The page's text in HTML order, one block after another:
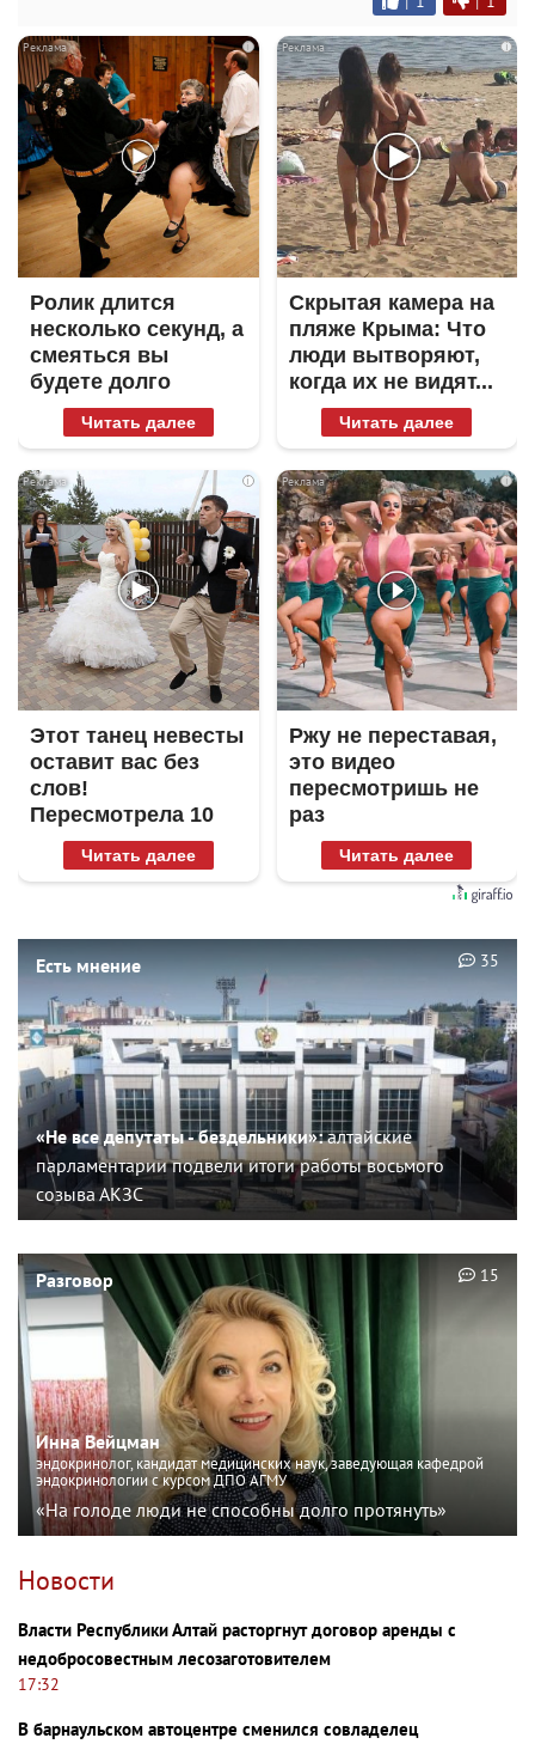
i
Ролик длится
несколько секунд, а
смеяться вы
будете долго
Читать далее
i
Скрытая камера на
пляже Крыма: Что
люди вытворяют,
когда их не видят...
Читать далее
i
Этот танец невесты
оставит вас без
слов!
Пересмотрела 10
раз
Читать далее
i
Ржу не переставая,
это видео
пересмотришь не
раз
Читать далее
Есть мнение
«Не все депутаты - бездельники»:алтайские
парламентарии подвели итоги работы восьмого
созыва АКЗС
35
Разговор
Инна Вейцман
эндокринолог, кандидат медицинских наук, заведующая кафедрой
эндокринологии с курсом ДПО АГМУ
«На голоде люди не способны долго протянуть»
15
Новости
Власти Республики Алтай расторгнут договор аренды с
недобросовестным лесозаготовителем
17:32
В барнаульском автоцентре сменился совладелец